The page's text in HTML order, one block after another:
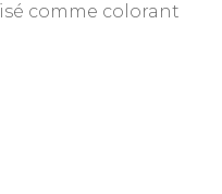
henné »
comme colorant